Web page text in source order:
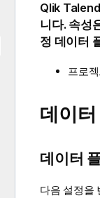
Qlik
니다. 속성
정 데이터
프로
데이
데이터
다음 설정을